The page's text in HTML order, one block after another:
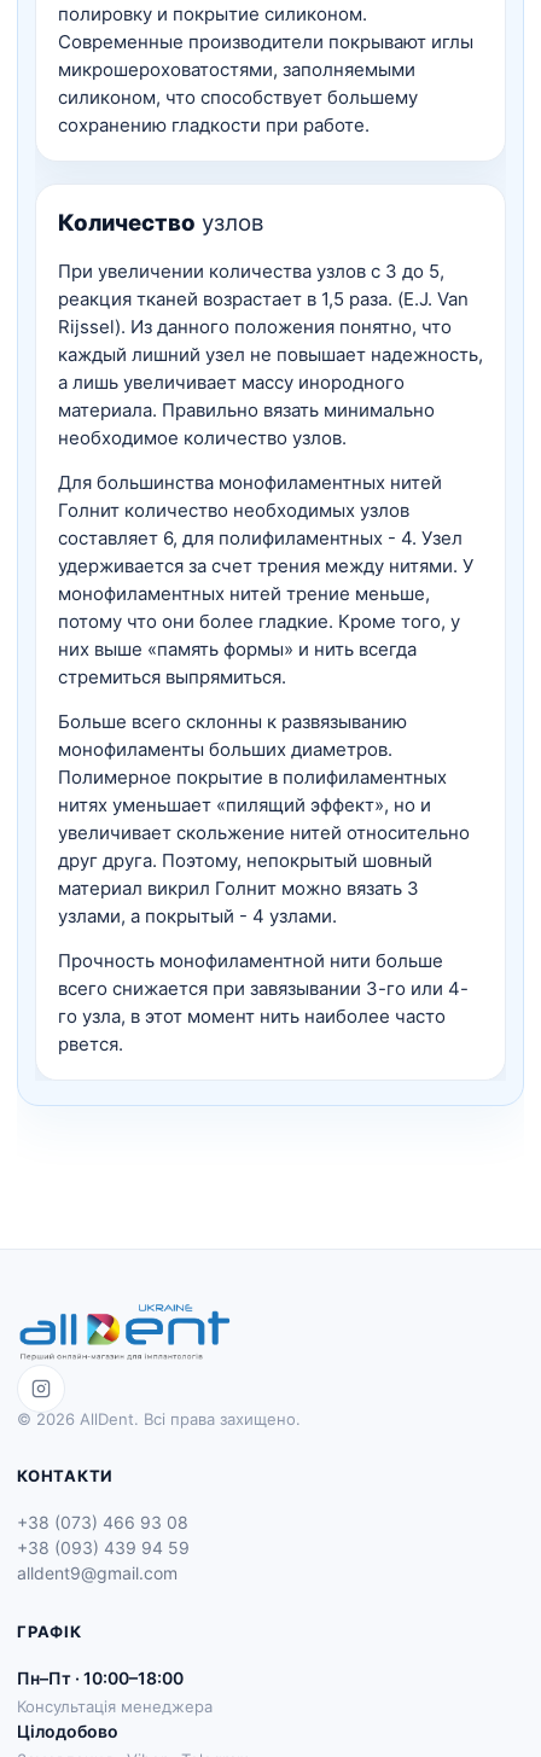
полировку и покрытие силиконом.
Современные производители покрывают иглы
микрошероховатостями, заполняемыми
силиконом, что способствует большему
сохранению гладкости при работе.
Количество узлов
При увеличении количества узлов с 3 до 5,
реакция тканей возрастает в 1,5 раза. (E.J. Van
Rijssel). Из данного положения понятно, что
каждый лишний узел не повышает надежность,
а лишь увеличивает массу инородного
материала. Правильно вязать минимально
необходимое количество узлов.
Для большинства монофиламентных нитей
Голнит количество необходимых узлов
составляет 6, для полифиламентных - 4. Узел
удерживается за счет трения между нитями. У
монофиламентных нитей трение меньше,
потому что они более гладкие. Кроме того, у
них выше «память формы» и нить всегда
стремиться выпрямиться.
Больше всего склонны к развязыванию
монофиламенты больших диаметров.
Полимерное покрытие в полифиламентных
нитях уменьшает «пилящий эффект», но и
увеличивает скольжение нитей относительно
друг друга. Поэтому, непокрытый шовный
материал викрил Голнит можно вязать 3
узлами, а покрытый - 4 узлами.
Прочность монофиламентной нити больше
всего снижается при завязывании 3-го или 4-
го узла, в этот момент нить наиболее часто
рвется.
© 2026 AllDent. Всі права захищено.
КОНТАКТИ
+38 (073) 466 93 08
+38 (093) 439 94 59
alldent9@gmail.com
ГРАФІК
Пн–Пт · 10:00–18:00
Консультація менеджера
Цілодобово